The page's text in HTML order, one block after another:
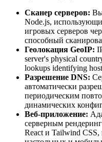
Сканер серверов:
Node.js,
игровых серверов
способный
Геолокация GeoIP:
server's physical
lookups identifying
Разрешение DNS:
автоматически
периодическим
динамических
Веб-приложение:
серверным
React и Tailwind CSS,